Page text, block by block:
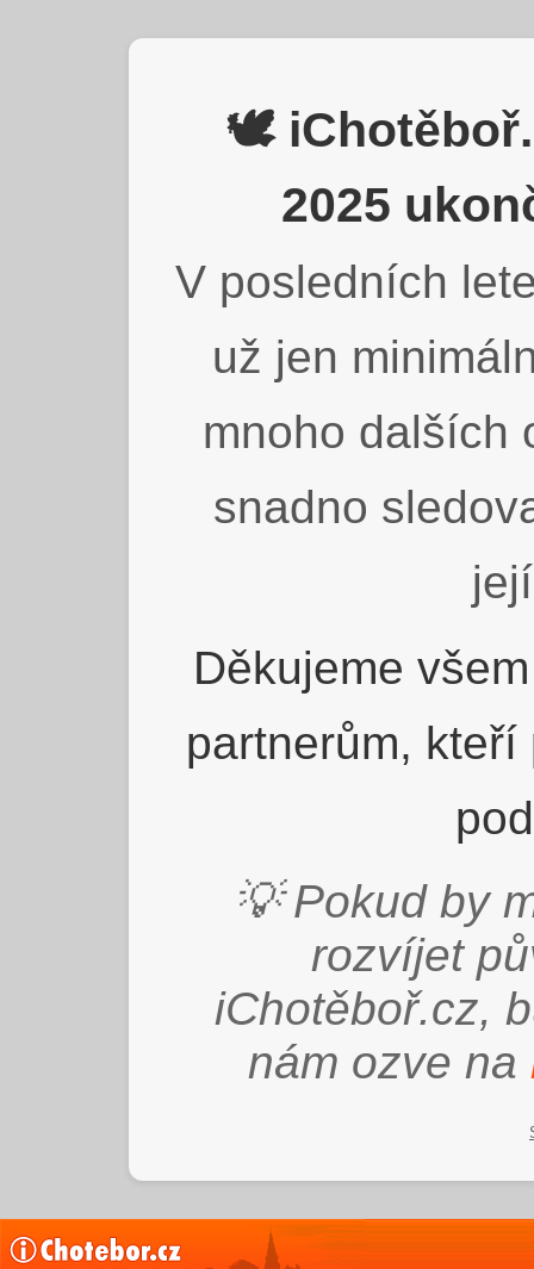
🕊️
2025
V posledních
už jen
mnoho dalších
snadno
Děkujeme
partnerům,
💡 Pokud by
rozvíjet
iChotěboř.cz,
nám ozve na